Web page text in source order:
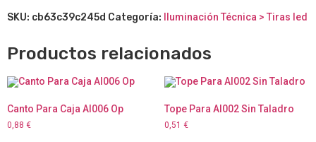
SKU: cb63c39c245d Categoría: Iluminación Técnica > Tiras led
Productos relacionados
Canto Para Caja Al006 Op
0,88 €
Tope Para Al002 Sin Taladro
0,51 €